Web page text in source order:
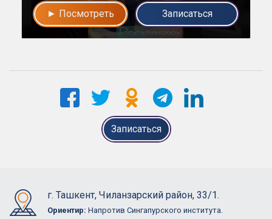
► Посмотреть Записаться
Записаться
г. Ташкент, Чиланзарский район, 33/1.
Ориентир: Напротив Сингапурского института.